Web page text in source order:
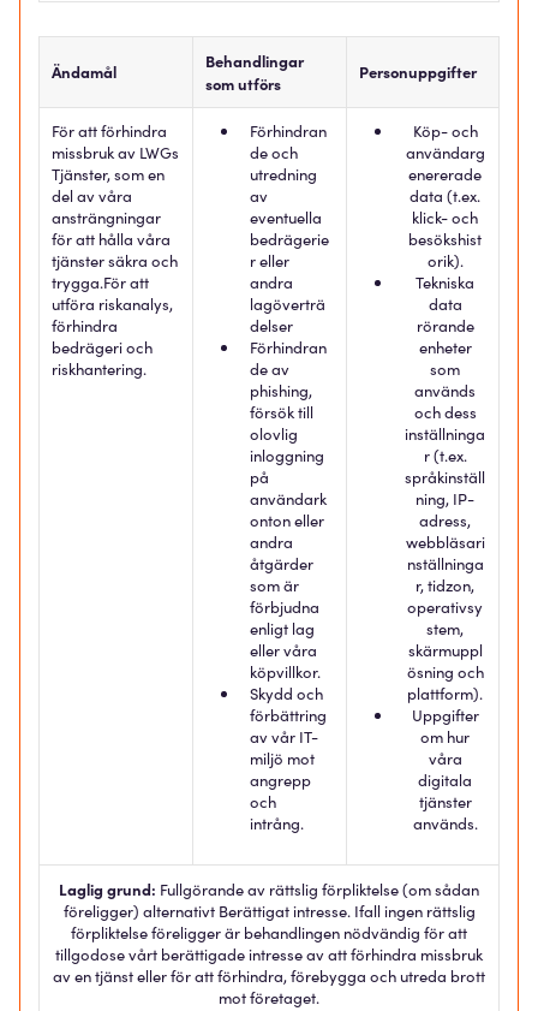
Ändamål
Behandlingar
som utförs
Personuppgifter
För att förhindra
missbruk av LWGs
Tjänster, som en
del av våra
ansträngningar
för att hålla våra
tjänster säkra och
trygga.För att
utföra riskanalys,
förhindra
bedrägeri och
riskhantering.
Förhindran
de och
utredning
av
eventuella
bedrägerie
r eller
andra
lagöverträ
delser
Förhindran
de av
phishing,
försök till
olovlig
inloggning
på
användark
onton eller
andra
åtgärder
som är
förbjudna
enligt lag
eller våra
köpvillkor.
Skydd och
förbättring
av vår IT-
miljö mot
angrepp
och
intrång.
Köp- och
användarg
enererade
data (t.ex.
klick- och
besökshist
orik).
Tekniska
data
rörande
enheter
som
används
och dess
inställninga
r (t.ex.
språkinställ
ning, IP-
adress,
webbläsari
nställninga
r, tidzon,
operativsy
stem,
skärmuppl
ösning och
plattform).
Uppgifter
om hur
våra
digitala
tjänster
används.
Laglig grund: Fullgörande av rättslig förpliktelse (om sådan
föreligger) alternativt Berättigat intresse. Ifall ingen rättslig
förpliktelse föreligger är behandlingen nödvändig för att
tillgodose vårt berättigade intresse av att förhindra missbruk
av en tjänst eller för att förhindra, förebygga och utreda brott
mot företaget.